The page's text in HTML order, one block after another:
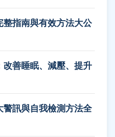
指南與有效方法大公
善睡眠、減壓、提升
訊與自我檢測方法全